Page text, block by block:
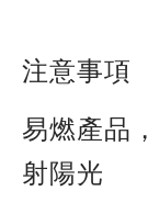
注意事項
易燃產品
射陽光